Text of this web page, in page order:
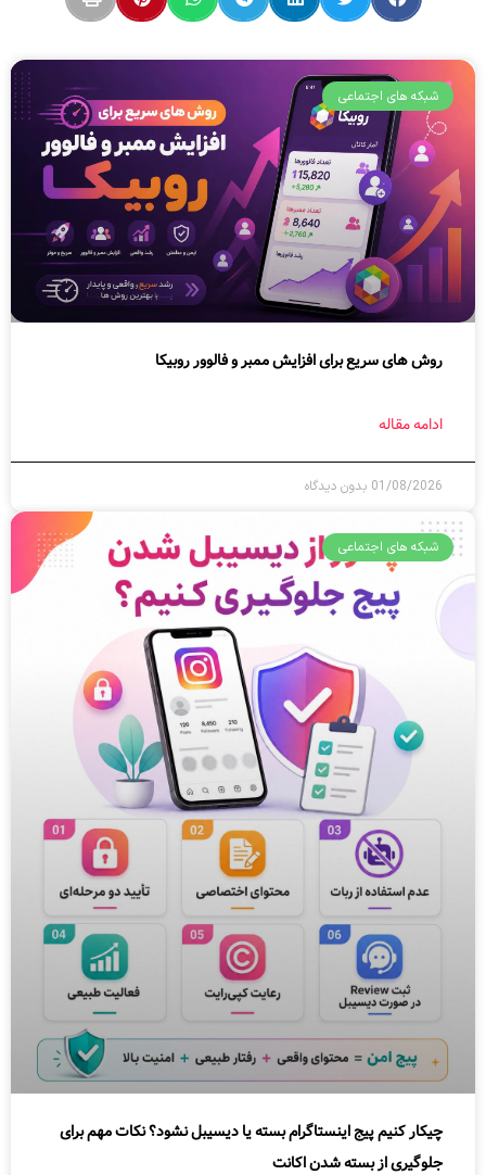
شبکه های اجتماعی
روش های سریع برای افزایش ممبر و فالوور روبیکا
ادامه مقاله
01/08/2026 بدون دیدگاه
شبکه های اجتماعی
چیکار کنیم پیج اینستاگرام بسته یا دیسیبل نشود؟ نکات مهم برای
جلوگیری از بسته شدن اکانت